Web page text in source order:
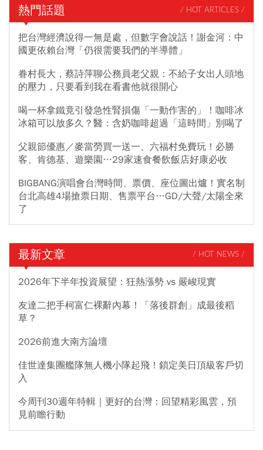
熱門話題 / HOT ARTICLES /
把台灣經濟說得一無是處，但數字會說話！謝金河：中
國更依賴台灣「仍很需要我們的半導體」
眷村長大，蔡詩萍聊公務員老父親：不給子女出人頭地
的壓力，只要看到我在看書他就很開心
喝一杯拿鐵竟引發急性腎損傷「一動作害的」！咖啡冰
冰箱可以放多久？醫：含奶咖啡超過「這時間」別喝了
父親節優惠／麥當勞買一送一、六福村免費玩！必勝
客、肯德基、遊樂園…29家速食餐飲飯店好康必收
BIGBANG演唱會台灣時間、票價、座位圖出爐！實名制
台北高雄4場搶票日期、售票平台…GD/大聲/太陽全來
了
最新文章 / HOT NEWS /
2026年下半年投資展望：狂熱漲勢 vs 嚴峻現實
友達二把手柯富仁裸辭內幕！「落後群創」成最後稻
草？
2026前進大南方論壇
佳世達集團艦隊無人機小隊起飛！鎖定美日頂級客戶切
入
今周刊30週年特輯｜更好的台灣：回望精彩風雲，預
見前瞻行動